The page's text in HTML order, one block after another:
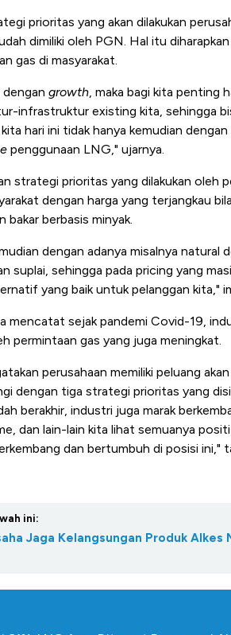
prioritas yang akan dilakukan
dimiliki oleh PGN. Hal itu
gas di masyarakat.
dengan growth, maka bagi kita penting
infrastruktur existing kita, sehingga
hari ini tidak hanya kemudian
penggunaan LNG," ujarnya.
strategi prioritas yang dilakukan oleh
dengan harga yang terjangkau
bakar berbasis minyak.
dengan adanya misalnya natural
suplai, sehingga pada pricing yang
yang baik untuk pelanggan kita,"
mencatat sejak pandemi Covid-19,
permintaan gas yang juga meningkat.
perusahaan memiliki peluang
dengan tiga strategi prioritas yang
berakhir, industri juga marak
dan lain-lain kita lihat semuanya
dan bertumbuh di posisi ini,"
ini:
Jaga Kelangsungan Produk Alkes
Kongo Tutup Keran
Tembaga Terbang ke